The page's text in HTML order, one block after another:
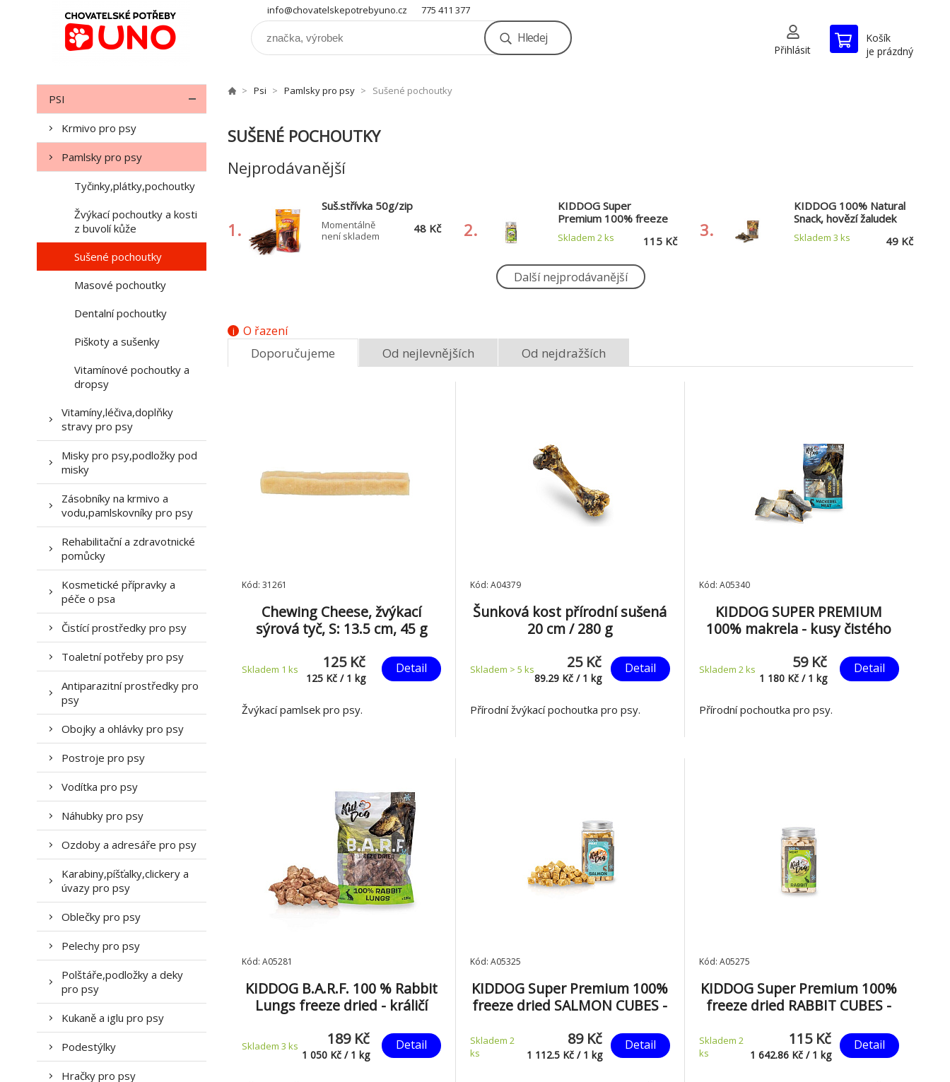
info@chovatelskepotrebyuno.cz 775 411 377
Hledej
Přihlásit
Košík
je prázdný
PSI
Krmivo pro psy
Pamlsky pro psy
Tyčinky,plátky,pochoutky
Žvýkací pochoutky a kosti
z buvolí kůže
Sušené pochoutky
Masové pochoutky
Dentalní pochoutky
Piškoty a sušenky
Vitamínové pochoutky a
dropsy
Vitamíny,léčiva,doplňky
stravy pro psy
Misky pro psy,podložky pod
misky
Zásobníky na krmivo a
vodu,pamlskovníky pro psy
Rehabilitační a zdravotnické
pomůcky
Kosmetické přípravky a
péče o psa
Čistící prostředky pro psy
Toaletní potřeby pro psy
Antiparazitní prostředky pro
psy
Obojky a ohlávky pro psy
Postroje pro psy
Vodítka pro psy
Náhubky pro psy
Ozdoby a adresáře pro psy
Karabiny,píšťalky,clickery a
úvazy pro psy
Oblečky pro psy
Pelechy pro psy
Polštáře,podložky a deky
pro psy
Kukaně a iglu pro psy
Podestýlky
Hračky pro psy
Psi Pamlsky pro psy Sušené pochoutky
SUŠENÉ POCHOUTKY
Nejprodávanější
1.
Suš.střívka 50g/zip
Momentálně
není skladem
48 Kč 2.
KIDDOG Super
Premium 100% freeze
dried RABBIT CUBES -
čistá králičí svalovina
Skladem 2ks 115 Kč
3.
KIDDOG 100% Natural
Snack, hovězí žaludek
(dršťky) 12 cm/ 100 g
Skladem 3 ks 49 Kč
KIDDOG 100% Natural
Kost ze sušené hovězí
KIDDOG 100% Natural
Další nejprodávanější
O řazení
Doporučujeme Od nejlevnějších Od nejdražších
Kód: 31261
Chewing Cheese, žvýkací
sýrová tyč, S: 13.5 cm, 45 g
Skladem 1 ks 125 Kč
125 Kč / 1 kg
Detail
Žvýkací pamlsek pro psy.
Kód: A04379
Šunková kost přírodní sušená
20 cm / 280 g
Skladem > 5ks 25 Kč
89.29 Kč / 1 kg
Detail
Přírodní žvýkací pochoutka pro psy.
Kód: A05340
KIDDOG SUPER PREMIUM
100% makrela - kusy čistého
mrazem 50 g
Skladem 2ks 59 Kč
1 180 Kč / 1 kg
Detail
Přírodní pochoutka pro psy.
Kód: A05281
KIDDOG B.A.R.F. 100 % Rabbit
Lungs freeze dried - králičí
Skladem 3 ks 189 Kč
1 050 Kč / 1 kg
Detail
Kód: A05325
KIDDOG Super Premium 100%
freeze dried SALMON CUBES -
mrazem 80 g
Skladem 2
ks
89 Kč
1 112.5 Kč / 1 kg
Detail
Kód: A05275
KIDDOG Super Premium 100%
freeze dried RABBIT CUBES -
mrazem 70 g
Skladem 2
ks
115 Kč
1 642.86 Kč / 1 kg
Detail